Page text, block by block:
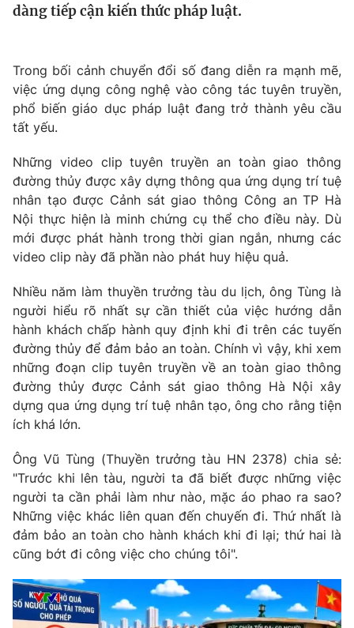
Tin tức
Câu chuyện quốc tế
Kinh tế
Thị trường
Góc doanh nghiệp
Dữ liệu và đời sống
Truyền hình
Hậu trường
Nhân vật
Khán giả
Giải trí
Điện ảnh
Âm nhạc
Sao
Đời sống
Du lịch
Chất lượng cuộc sống
Giáo dục
Tuyển sinh
Học trực tuyến
Công nghệ
Hitech Công nghệ tương lai
Sản phẩm
Thị trường
Tư vấn
Giao lưu trực tuyến
Lịch phát sóng
Emagazine Podcast
Photo Infographic
VTV Money VTV Thể thao
dàng tiếp cận kiến thức pháp luật.
Trong bối cảnh chuyển đổi số đang diễn ra mạnh mẽ,
việc ứng dụng công nghệ vào công tác tuyên truyền,
phổ biến giáo dục pháp luật đang trở thành yêu cầu
tất yếu.
Những video clip tuyên truyền an toàn giao thông
đường thủy được xây dựng thông qua ứng dụng trí tuệ
nhân tạo được Cảnh sát giao thông Công an TP Hà
Nội thực hiện là minh chứng cụ thể cho điều này. Dù
mới được phát hành trong thời gian ngắn, nhưng các
video clip này đã phần nào phát huy hiệu quả.
Nhiều năm làm thuyền trưởng tàu du lịch, ông Tùng là
người hiểu rõ nhất sự cần thiết của việc hướng dẫn
hành khách chấp hành quy định khi đi trên các tuyến
đường thủy để đảm bảo an toàn. Chính vì vậy, khi xem
những đoạn clip tuyên truyền về an toàn giao thông
đường thủy được Cảnh sát giao thông Hà Nội xây
dựng qua ứng dụng trí tuệ nhân tạo, ông cho rằng tiện
ích khá lớn.
Ông Vũ Tùng (Thuyền trưởng tàu HN 2378) chia sẻ:
"Trước khi lên tàu, người ta đã biết được những việc
người ta cần phải làm như nào, mặc áo phao ra sao?
Những việc khác liên quan đến chuyến đi. Thứ nhất là
đảm bảo an toàn cho hành khách khi đi lại; thứ hai là
cũng bớt đi công việc cho chúng tôi".